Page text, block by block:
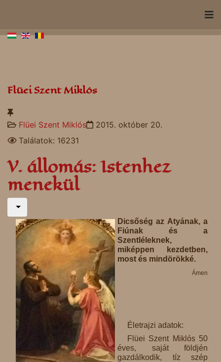
Flüei Szent Miklós
Flüei Szent Miklós
2015. október 20.
Találatok: 16231
V. állomás: Istenhez
menekül
Dicsőség az Atyának, a
Fiúnak és a
Szentléleknek,
miképpen kezdetben,
most és mindörökké.
Ámen
Életrajzi adatok:
Flüei Szent Miklós 50
éves, saját földjén
gazdálkodik, tíz szép